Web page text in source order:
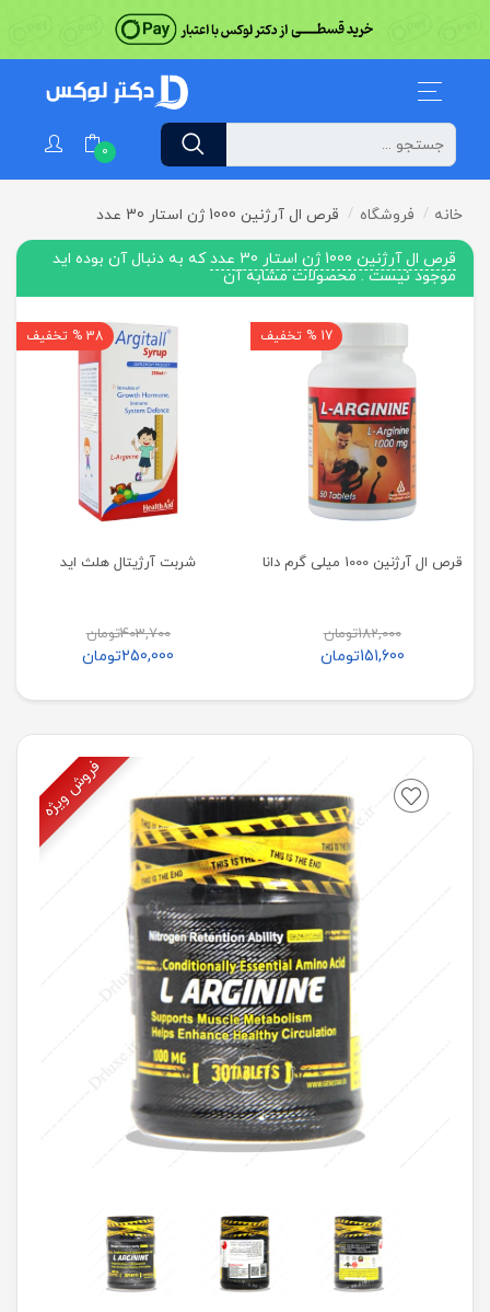
0
خانه فروشگاه قرص ال آرژنین 1000 ژن استار 30 عدد
قرص ال آرژنین 1000 ژن استار 30 عدد
که به دنبال آن بوده اید
موجود نیست . محصولات مشابه آن
17 % تخفیف
قرص ال آرژنین 1000 میلی گرم دانا
182,000تومان
151,600تومان
38 % تخفیف
شربت آرژیتال هلث اید
403,700تومان
250,000تومان
فروش ویژه